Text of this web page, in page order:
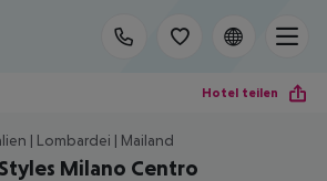
Hotel teilen
| Lombardei | Mailand
Milano Centro